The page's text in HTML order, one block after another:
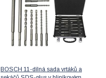
BOSCH 11-dílná sada vrtáků a